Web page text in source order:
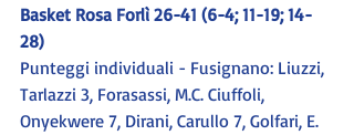
Basket Rosa Forlì 26-41 (6-4; 11-19; 14-
28)
Punteggi individuali - Fusignano: Liuzzi,
Tarlazzi 3, Forasassi, M.C. Ciuffoli,
Onyekwere 7, Dirani, Carullo 7, Golfari, E.